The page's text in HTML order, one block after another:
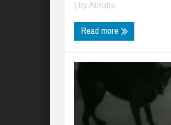
| byAbrutis
Read more